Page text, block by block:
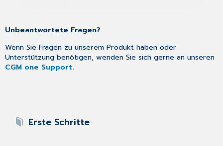
Unbeantwortete Fragen?
Wenn Sie Fragen zu unserem Produkt haben oder
Unterstützung benötigen, wenden Sie sich gerne an unseren
CGM one Support.
Erste Schritte